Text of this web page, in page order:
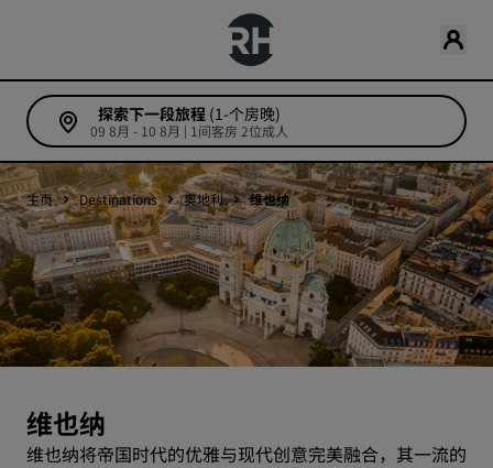
探索下一段旅程 (1-个房晚)
09 8月 - 10 8月 | 1间客房 2位成人
主页 Destinations 奥地利 维也纳
维也纳
维也纳将帝国时代的优雅与现代创意完美融合，其一流的